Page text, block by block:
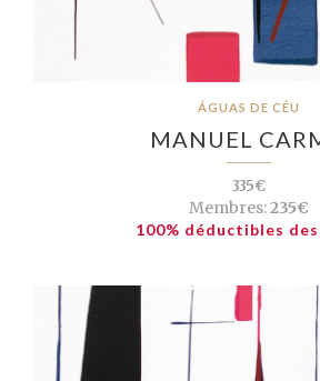
ÁGUAS DE CÉU
MANUEL
335€
Membres:235€
100% déductibles